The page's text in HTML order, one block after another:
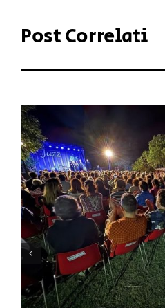
Post Correlati